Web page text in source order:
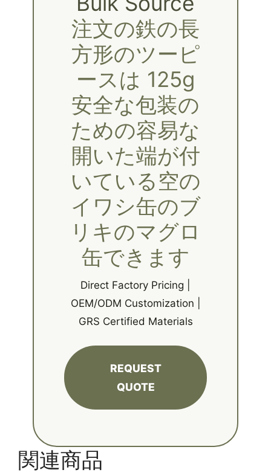
注文の鉄の長
方形のツーピ
ースは 125g
安全な包装の
ための容易な
開いた端が付
いている空の
イワシ缶のブ
リキのマグロ
缶できます
Direct Factory Pricing |
OEM/ODM Customization |
GRS Certified Materials
REQUEST
QUOTE
関連商品